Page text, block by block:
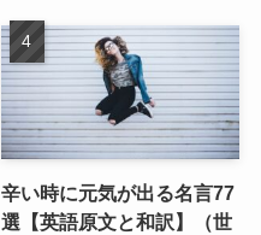
辛い時に元気が出る名言77
選【英語原文と和訳】（世